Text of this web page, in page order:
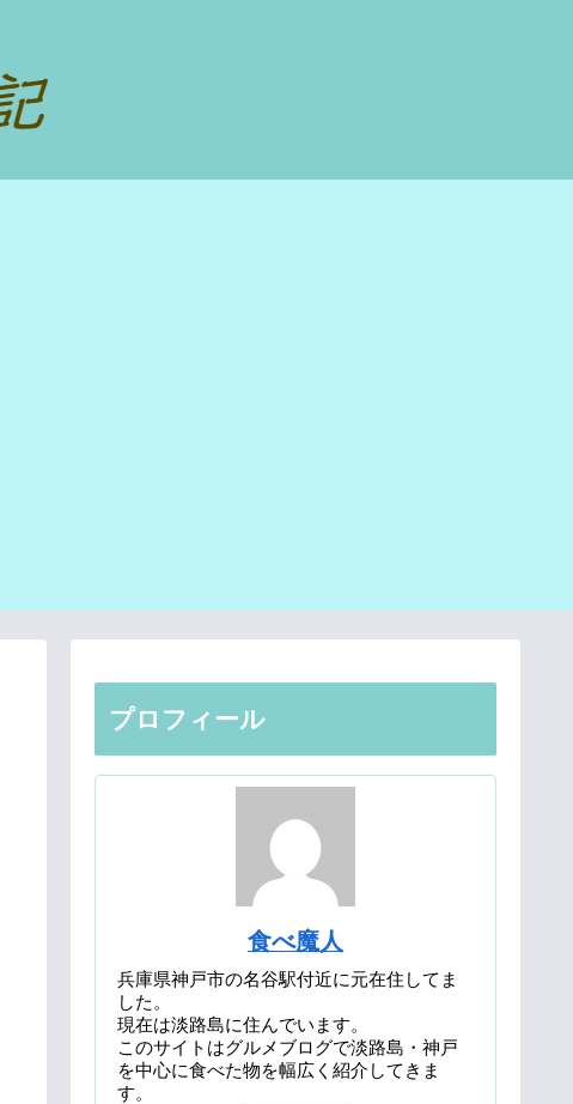
プロフィール
食べ魔人
兵庫県神戸市の名谷駅付近に元在住してま
した。
現在は淡路島に住んでいます。
このサイトはグルメブログで淡路島・神戸
を中心に食べた物を幅広く紹介してきま
す。